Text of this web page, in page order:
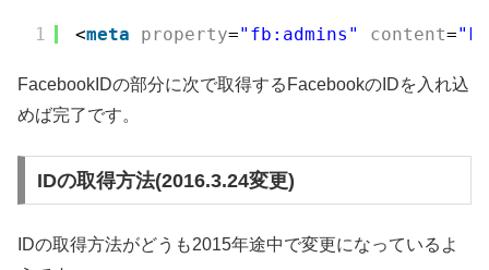
1 <meta property="fb:admins" content=
FacebookIDの部分に次で取得するFacebookのIDを入れ込
めば完了です。
IDの取得方法(2016.3.24変更)
IDの取得方法がどうも2015年途中で変更になっているよ